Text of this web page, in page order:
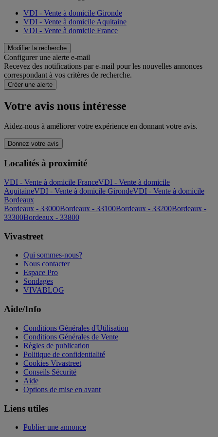
VDI - Vente à domicile Gironde
VDI - Vente à domicile Aquitaine
VDI - Vente à domicile France
Modifier la recherche
Configurer une alerte e-mail
Recevez des notifications par e-mail pour les nouvelles annonces
correspondant à vos critères de recherche.
Créer une alerte
Votre avis nous intéresse
Aidez-nous à améliorer votre expérience en donnant votre avis.
Donnez votre avis
Localités à proximité
VDI - Vente à domicile FranceVDI - Vente à domicile
AquitaineVDI - Vente à domicile GirondeVDI - Vente à domicile
Bordeaux
Bordeaux - 33000Bordeaux - 33100Bordeaux - 33200Bordeaux -
33300Bordeaux - 33800
Vivastreet
Qui sommes-nous?
Nous contacter
Espace Pro
Sondages
VIVABLOG
Aide/Info
Conditions Générales d'Utilisation
Conditions Générales de Vente
Règles de publication
Politique de confidentialité
Cookies Vivastreet
Conseils Sécurité
Aide
Options de mise en avant
Liens utiles
Publier une annonce